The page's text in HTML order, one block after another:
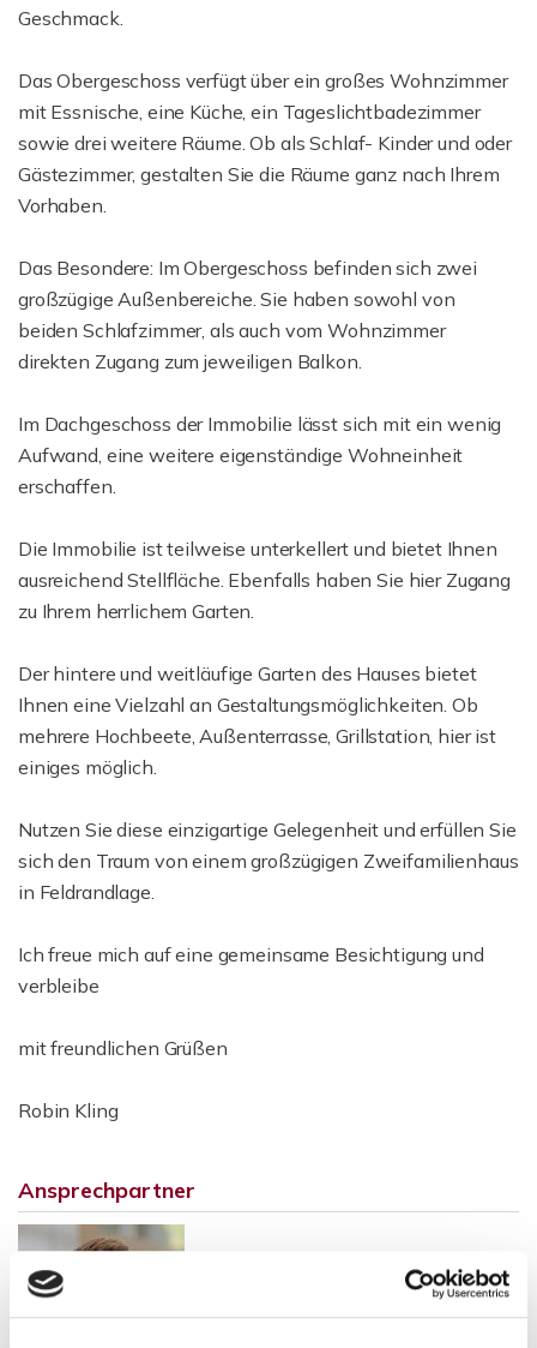
Geschmack.
Das Obergeschoss verfügt über ein großes Wohnzimmer
mit Essnische, eine Küche, ein Tageslichtbadezimmer
sowie drei weitere Räume. Ob als Schlaf- Kinder und oder
Gästezimmer, gestalten Sie die Räume ganz nach Ihrem
Vorhaben.
Das Besondere: Im Obergeschoss befinden sich zwei
großzügige Außenbereiche. Sie haben sowohl von
beiden Schlafzimmer, als auch vom Wohnzimmer
direkten Zugang zum jeweiligen Balkon.
Im Dachgeschoss der Immobilie lässt sich mit ein wenig
Aufwand, eine weitere eigenständige Wohneinheit
erschaffen.
Die Immobilie ist teilweise unterkellert und bietet Ihnen
ausreichend Stellfläche. Ebenfalls haben Sie hier Zugang
zu Ihrem herrlichem Garten.
Der hintere und weitläufige Garten des Hauses bietet
Ihnen eine Vielzahl an Gestaltungsmöglichkeiten. Ob
mehrere Hochbeete, Außenterrasse, Grillstation, hier ist
einiges möglich.
Nutzen Sie diese einzigartige Gelegenheit und erfüllen Sie
sich den Traum von einem großzügigen Zweifamilienhaus
in Feldrandlage.
Ich freue mich auf eine gemeinsame Besichtigung und
verbleibe
mit freundlichen Grüßen
Robin Kling
Ansprechpartner